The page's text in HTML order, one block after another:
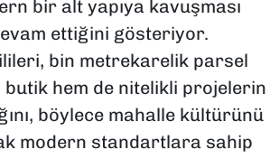
bir alt yapıya kavuşması
ettiğini gösteriyor.
bin metrekarelik parsel
butik hem de nitelikli projelerin
böylece mahalle kültürünü
modern standartlara sahip